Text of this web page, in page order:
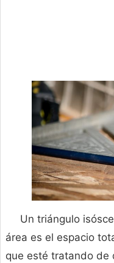
Un triángulo
área es el espacio
que esté tratando de